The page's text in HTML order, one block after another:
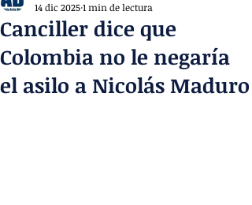
Canciller dice que
Colombia no le negaría
el asilo a Nicolás Maduro
14 dic 20251 min de lectura